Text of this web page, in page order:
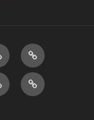
Préventions
Formulaire
de